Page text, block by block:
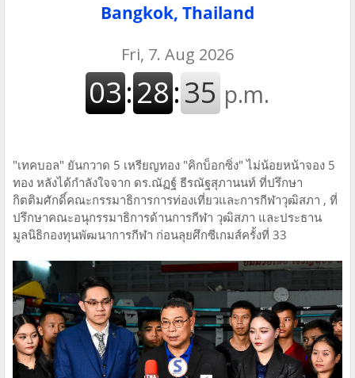
Bangkok, Thailand
"เทคบอล" ยันกวาด 5 เหรียญทอง "คิกบ็อกซิ่ง" ไม่น้อยหน้าจอง 5
ทอง หลังได้กำลังใจจาก ดร.ณัฏฐ์ ธีรณัฐสุภานนท์ ที่ปรึกษา
กิตติมศักดิ์คณะกรรมาธิการการท่องเที่ยวและการกีฬาวุฒิสภา , ที่
ปรึกษาคณะอนุกรรมาธิการด้านการกีฬา วุฒิสภา และประธาน
มูลนิธิกองทุนพัฒนาการกีฬา ก่อนลุยศึกซีเกมส์ครั้งที่ 33